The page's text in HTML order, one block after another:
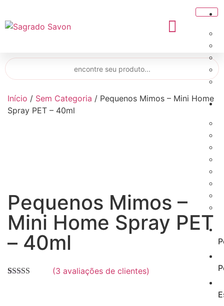
Início / Sem Categoria / Pequenos Mimos – Mini Home
Spray PET – 40ml
Pequenos Mimos –
Mini Home Spray PET
– 40ml
(3 avaliações de clientes)